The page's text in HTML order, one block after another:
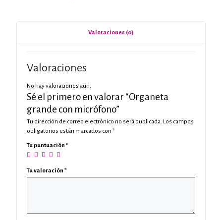
Valoraciones (0)
Valoraciones
No hay valoraciones aún.
Sé el primero en valorar “Organeta
grande con micrófono”
Tu dirección de correo electrónico no será publicada. Los campos
obligatorios están marcados con *
Tu puntuación *
Tu valoración *